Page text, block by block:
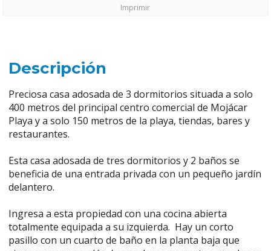
Imprimir
Descripción
Preciosa casa adosada de 3 dormitorios situada a solo
400 metros del principal centro comercial de Mojácar
Playa y a solo 150 metros de la playa, tiendas, bares y
restaurantes.
Esta casa adosada de tres dormitorios y 2 baños se
beneficia de una entrada privada con un pequeño jardín
delantero.
Ingresa a esta propiedad con una cocina abierta
totalmente equipada a su izquierda. Hay un corto
pasillo con un cuarto de baño en la planta baja que